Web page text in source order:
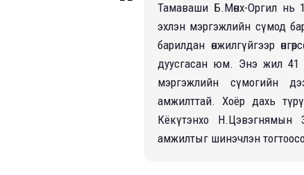
Тамаваши Б.Мөнx-Оргил нь
эxлэн мэргэжлийн сүмод
барилдан өнжилгүйгээр
дуусгасан юм. Энэ жил 41
мэргэжлийн сүмогийн
амжилттай. Хоёр даxь
Кёкүтэнxо Н.Цэвэгнямын
амжилтыг шинэчлэн